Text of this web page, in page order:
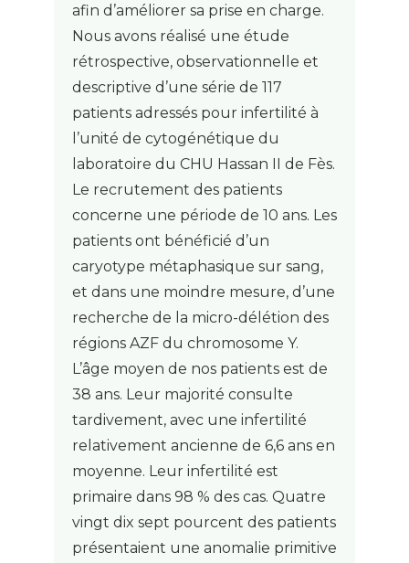
afin d’améliorer sa prise en charge.
Nous avons réalisé une étude
rétrospective, observationnelle et
descriptive d’une série de 117
patients adressés pour infertilité à
l’unité de cytogénétique du
laboratoire du CHU Hassan II de Fès.
Le recrutement des patients
concerne une période de 10 ans. Les
patients ont bénéficié d’un
caryotype métaphasique sur sang,
et dans une moindre mesure, d’une
recherche de la micro-délétion des
régions AZF du chromosome Y.
L’âge moyen de nos patients est de
38 ans. Leur majorité consulte
tardivement, avec une infertilité
relativement ancienne de 6,6 ans en
moyenne. Leur infertilité est
primaire dans 98 % des cas. Quatre
vingt dix sept pourcent des patients
présentaient une anomalie primitive